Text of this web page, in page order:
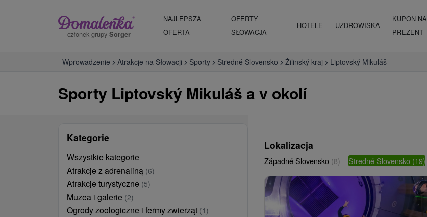
członek grupy Sorger
NAJLEPSZA
OFERTA
OFERTY
SŁOWACJA
HOTELE UZDROWISKA
KUPON NA
PREZENT
Wprowadzenie Atrakcje na Słowacji Sporty Stredné Slovensko Žilinský kraj Liptovský Mikuláš
Sporty Liptovský Mikuláš a v okolí
Kategorie
Wszystkie kategorie
Atrakcje z adrenaliną (6)
Atrakcje turystyczne (5)
Muzea i galerie (2)
Ogrody zoologiczne i fermy zwierząt (1)
Lokalizacja
Západné Slovensko (8) Stredné Slovensko (19)